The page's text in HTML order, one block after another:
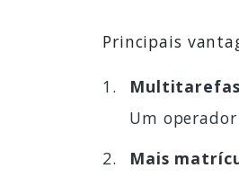
Principais
Um
Mais